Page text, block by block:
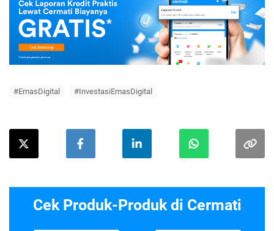
#EmasDigital #InvestasiEmasDigital
Cek Produk-Produk di Cermati